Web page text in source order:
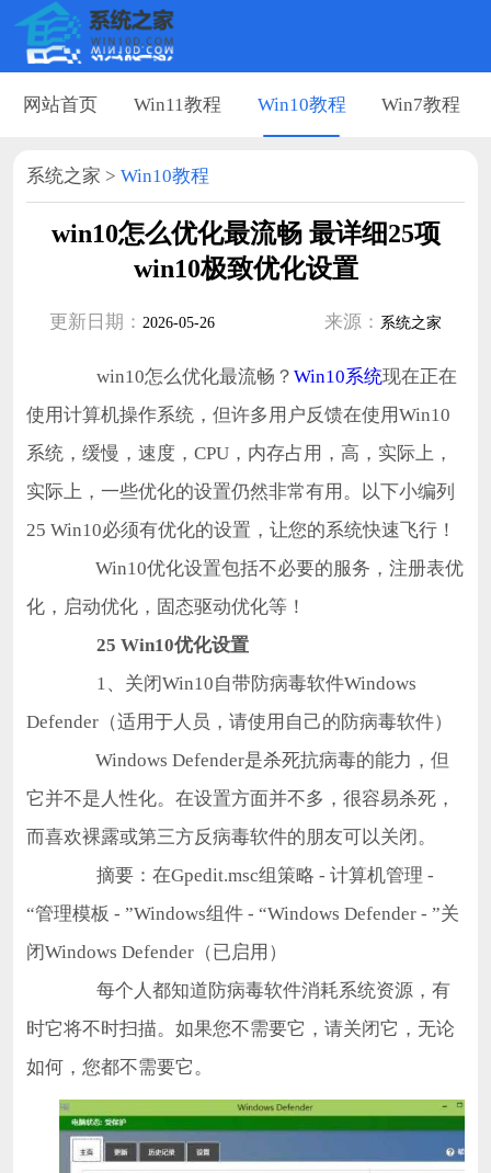
网站首页 Win11教程 Win10教程 Win7教程
系统之家 > Win10教程
win10怎么优化最流畅 最详细25项
win10极致优化设置
更新日期： 2026-05-26 来源： 系统之家
win10怎么优化最流畅？ Win10系统现在正在
使用计算机操作系统，但许多用户反馈在使用Win10
系统，缓慢，速度，CPU，内存占用，高，实际上，
实际上，一些优化的设置仍然非常有用。以下小编列
25 Win10必须有优化的设置，让您的系统快速飞行！
Win10优化设置包括不必要的服务，注册表优
化，启动优化，固态驱动优化等！
25 Win10优化设置
1、关闭Win10自带防病毒软件Windows
Defender（适用于人员，请使用自己的防病毒软件）
Windows Defender是杀死抗病毒的能力，但
它并不是人性化。在设置方面并不多，很容易杀死，
而喜欢裸露或第三方反病毒软件的朋友可以关闭。
摘要：在Gpedit.msc组策略 - 计算机管理 -
“管理模板 - ”Windows组件 - “Windows Defender - ”关
闭Windows Defender（已启用）
每个人都知道防病毒软件消耗系统资源，有
时它将不时扫描。如果您不需要它，请关闭它，无论
如何，您都不需要它。